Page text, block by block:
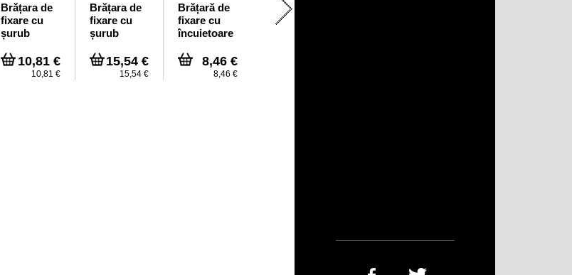
Brățara de
fixare cu
șurub
10,81 €
10,81 €
Brățara de
fixare cu
șurub
15,54 €
15,54 €
Brățară de
fixare cu
încuietoare
63mm8,46 €
8,46 €
Brățară de
fixare cu